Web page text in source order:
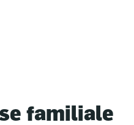
familiale